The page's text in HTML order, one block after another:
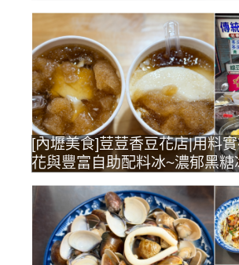
[內壢美食]荳荳香豆花店|用料
花與豐富自助配料冰~濃郁黑糖